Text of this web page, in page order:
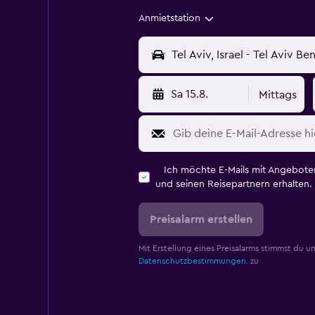
Anmietstation
Sa 15.8. Mittags
Ich möchte E-Mails mit
und seinen Reisepartnern erhalten.
Preisalarm erstellen
Mit Erstellung eines Preisalarms stimmst du
Datenschutzbestimmungen.zu